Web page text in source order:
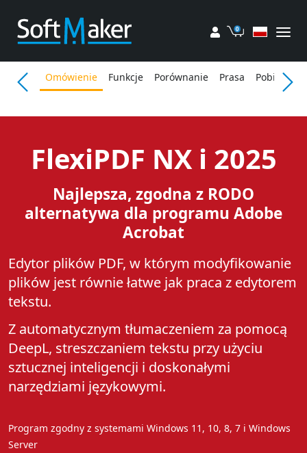
Moje konto
Koszyk
Omówienie Funkcje Porównanie Prasa Pobieranie
FlexiPDF NX i 2025
Najlepsza, zgodna z RODO
alternatywa dla programu Adobe
Acrobat
Edytor plików PDF, w którym modyfikowanie
plików jest równie łatwe jak praca z edytorem
tekstu.
Z automatycznym tłumaczeniem za pomocą
DeepL, streszczaniem tekstu przy użyciu
sztucznej inteligencji i doskonałymi
narzędziami językowymi.
Program zgodny z systemami Windows 11, 10, 8, 7 i Windows
Server